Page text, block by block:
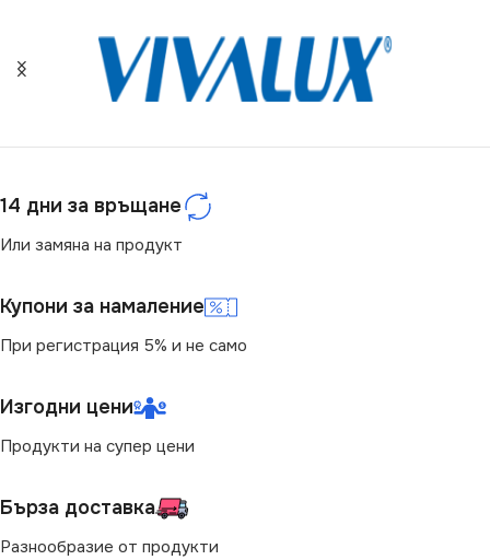
E14
СВЕТЛИНЕН ПОТОК
(K)
НАПРЕЖЕНИЕ (V)
220V
МОЩНОСТ (W) 4.5
14 дни за връщане
Или замяна на продукт
Купони за намаление
При регистрация 5% и не само
Изгодни цени
Продукти на супер цени
Бърза доставка
Разнообразие от продукти